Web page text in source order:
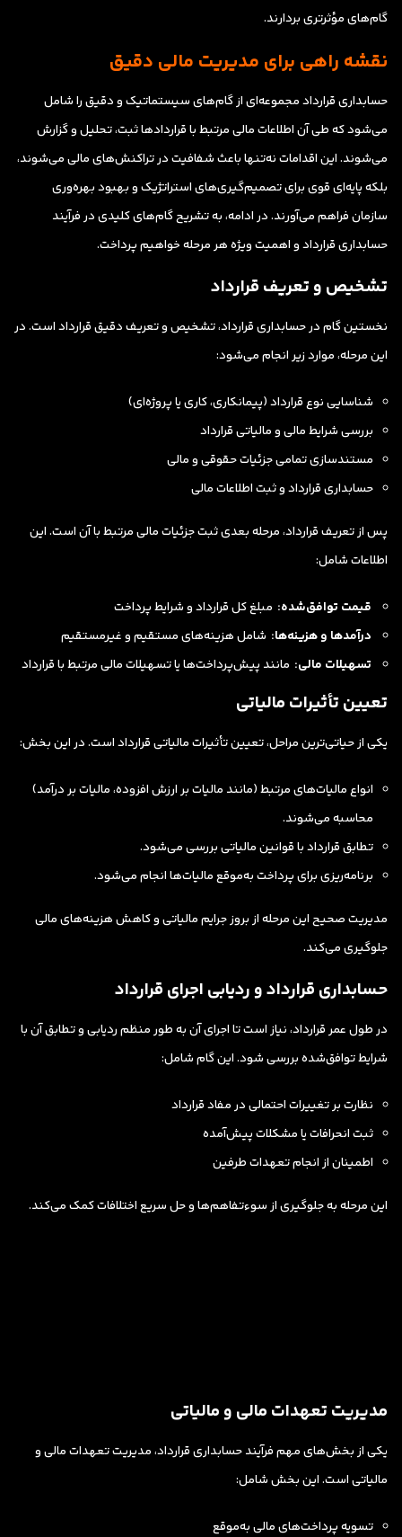
گام‌های مؤثرتری بردارند.
نقشه راهی برای مدیریت مالی دقیق
حسابداری قرارداد مجموعه‌ای از گام‌های سیستماتیک و دقیق را شامل
می‌شود که طی آن اطلاعات مالی مرتبط با قراردادها ثبت، تحلیل و گزارش
می‌شوند. این اقدامات نه‌تنها باعث شفافیت در تراکنش‌های مالی می‌شوند،
بلکه پایه‌ای قوی برای تصمیم‌گیری‌های استراتژیک و بهبود بهره‌وری
سازمان فراهم می‌آورند. در ادامه، به تشریح گام‌های کلیدی در فرآیند
حسابداری قرارداد و اهمیت ویژه هر مرحله خواهیم پرداخت.
تشخیص و تعریف قرارداد
نخستین گام در حسابداری قرارداد، تشخیص و تعریف دقیق قرارداد است. در
این مرحله، موارد زیر انجام می‌شود:
شناسایی نوع قرارداد (پیمانکاری، کاری یا پروژه‌ای)
بررسی شرایط مالی و مالیاتی قرارداد
مستندسازی تمامی جزئیات حقوقی و مالی
حسابداری قرارداد و ثبت اطلاعات مالی
پس از تعریف قرارداد، مرحله بعدی ثبت جزئیات مالی مرتبط با آن است. این
اطلاعات شامل:
قیمت توافق‌شده: مبلغ کل قرارداد و شرایط پرداخت
درآمدها و هزینه‌ها: شامل هزینه‌های مستقیم و غیرمستقیم
تسهیلات مالی: مانند پیش‌پرداخت‌ها یا تسهیلات مالی مرتبط با قرارداد
تعیین تأثیرات مالیاتی
یکی از حیاتی‌ترین مراحل، تعیین تأثیرات مالیاتی قرارداد است. در این بخش:
انواع مالیات‌های مرتبط (مانند مالیات بر ارزش افزوده، مالیات بر درآمد)
محاسبه می‌شوند.
تطابق قرارداد با قوانین مالیاتی بررسی می‌شود.
برنامه‌ریزی برای پرداخت به‌موقع مالیات‌ها انجام می‌شود.
مدیریت صحیح این مرحله از بروز جرایم مالیاتی و کاهش هزینه‌های مالی
جلوگیری می‌کند.
حسابداری قرارداد و ردیابی اجرای قرارداد
در طول عمر قرارداد، نیاز است تا اجرای آن به طور منظم ردیابی و تطابق آن با
شرایط توافق‌شده بررسی شود. این گام شامل:
نظارت بر تغییرات احتمالی در مفاد قرارداد
ثبت انحرافات یا مشکلات پیش‌آمده
اطمینان از انجام تعهدات طرفین
این مرحله به جلوگیری از سوءتفاهم‌ها و حل سریع اختلافات کمک می‌کند.
مدیریت تعهدات مالی و مالیاتی
یکی از بخش‌های مهم فرآیند حسابداری قرارداد، مدیریت تعهدات مالی و
مالیاتی است. این بخش شامل:
تسویه پرداخت‌های مالی به‌موقع